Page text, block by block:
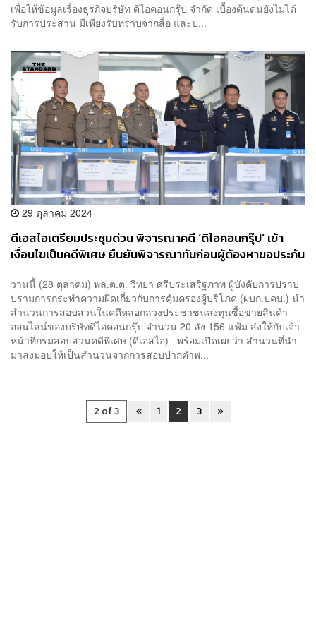
เพื่อให้ข้อมูลเรื่องธุรกิจบริษัท ดิไอคอนกรุ๊ป จำกัด เบื้องต้นตนยังไม่ได้
รับการประสาน มีเพียงรับทราบจากสื่อ และป...
29 ตุลาคม 2024
ดีเอสไอเตรียมประชุมด่วน พิจารณาคดี ‘ดิไอคอนกรุ๊ป’ เข้า
เงื่อนไขเป็นคดีพิเศษ ยืนยันพิจารณาทันก่อนผู้ต้องหาขอประกัน
วานนี้ (28 ตุลาคม) พล.ต.ต. วิทยา ศรีประเสริฐภาพ ผู้บังคับการปราบ
ปรามการกระทำความผิดเกี่ยวกับการคุ้มครองผู้บริโภค (ผบก.ปคบ.) นำ
สำนวนการสอบสวนในคดีหลอกลวงประชาชนลงทุนซื้อขายสินค้า
ออนไลน์ของบริษัทดิไอคอนกรุ๊ป จำนวน 20 ลัง 156 แฟ้ม ส่งให้กับเจ้า
หน้าที่กรมสอบสวนคดีพิเศษ (ดีเอสไอ) พร้อมเปิดเผยว่า สำนวนที่นำ
มาส่งมอบให้เป็นสำนวนจากการสอบปากคำพ...
2 of 3 « 1 2 3 »